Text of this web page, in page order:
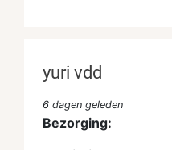
yuri vdd
6 dagen geleden
Bezorging: